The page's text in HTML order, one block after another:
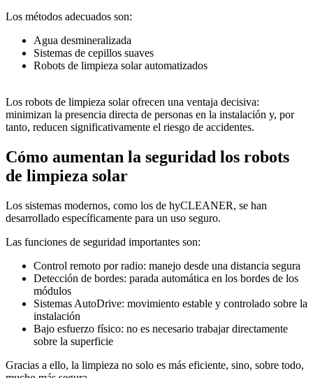
Los métodos adecuados son:
Agua desmineralizada
Sistemas de cepillos suaves
Robots de limpieza solar automatizados
Los robots de limpieza solar ofrecen una ventaja decisiva:
minimizan la presencia directa de personas en la instalación y, por
tanto, reducen significativamente el riesgo de accidentes.
Cómo aumentan la seguridad los robots
de limpieza solar
Los sistemas modernos, como los de hyCLEANER, se han
desarrollado específicamente para un uso seguro.
Las funciones de seguridad importantes son:
Control remoto por radio: manejo desde una distancia segura
Detección de bordes: parada automática en los bordes de los
módulos
Sistemas AutoDrive: movimiento estable y controlado sobre la
instalación
Bajo esfuerzo físico: no es necesario trabajar directamente
sobre la superficie
Gracias a ello, la limpieza no solo es más eficiente, sino, sobre todo,